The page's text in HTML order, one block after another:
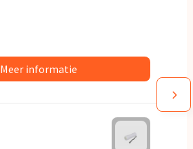
Meer informatie